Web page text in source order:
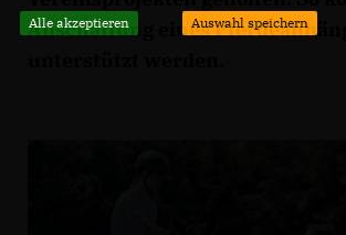
Anschaffung eines
Alle akzeptieren Auswahl speichern